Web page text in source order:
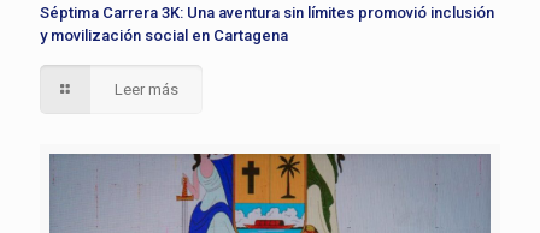
Séptima Carrera 3K: Una aventura sin límites promovió inclusión
y movilización social en Cartagena
Leer más